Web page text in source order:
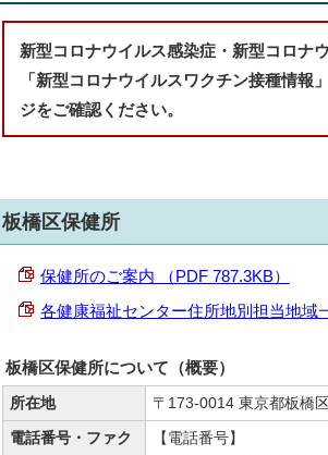
新型コロナウイルス感染症・新型コロナ
「新型コロナウイルスワクチン接種情
ジをご確認ください。
板橋区保健所
保健所のご案内 （PDF 787.3KB）
各健康福祉センター住所地別担当地域
板橋区保健所について（概要）
所在地
〒173-0014 東京都板橋
電話番号・ファク
【電話番号】